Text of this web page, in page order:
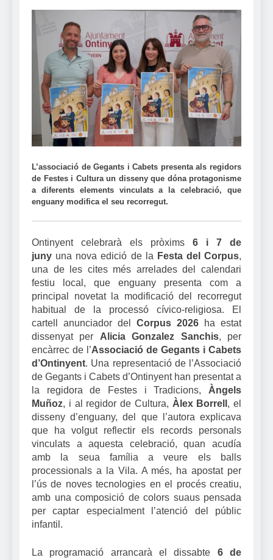
L’associació de Gegants i Cabets presenta als regidors
de Festes i Cultura un disseny que dóna protagonisme
a diferents elements vinculats a la celebració, que
enguany modifica el seu recorregut.
Ontinyent celebrarà els pròxims 6 i 7 de
juny una nova edició de la Festa del Corpus,
una de les cites més arrelades del calendari
festiu local, que enguany presenta com a
principal novetat la modificació del recorregut
habitual de la processó cívico-religiosa. El
cartell anunciador del Corpus 2026 ha estat
dissenyat per Alicia Gonzalez Sanchis, per
encàrrec de l’Associació de Gegants i Cabets
d’Ontinyent. Una representació de l’Associació
de Gegants i Cabets d’Ontinyent han presentat a
la regidora de Festes i Tradicions, Àngels
Muñoz, i al regidor de Cultura, Àlex Borrell , el
disseny d’enguany, del que l’autora explicava
que ha volgut reflectir els records personals
vinculats a aquesta celebració, quan acudía
amb la seua família a veure els balls
processionals a la Vila. A més, ha apostat per
l’ús de noves tecnologies en el procés creatiu,
amb una composició de colors suaus pensada
per captar especialment l’atenció del públic
infantil.
La programació arrancarà el dissabte 6 de